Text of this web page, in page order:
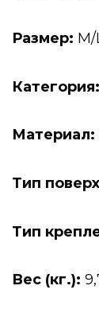
Размер: M/
Категория:
Материал:
Тип
Тип
Вес (кг.):